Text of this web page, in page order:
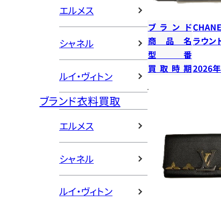
エルメス
シャネル
ルイ・ヴィトン
ブランド衣料買取
エルメス
シャネル
ルイ・ヴィトン
ブランド
商品名 ラウン
型番
買取時期2026